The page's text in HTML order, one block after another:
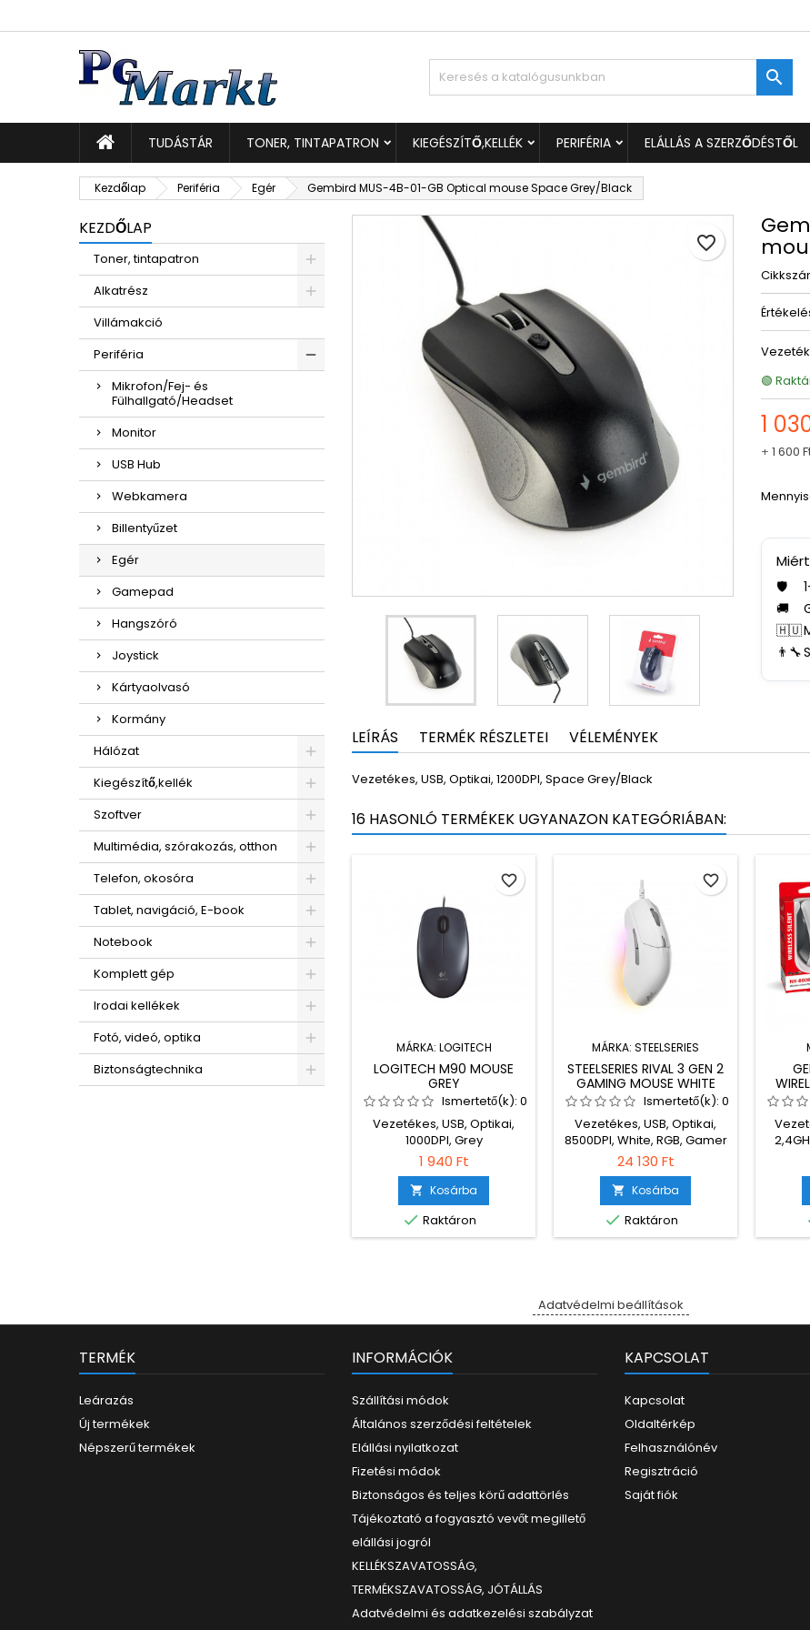

TUDÁSTÁR TONER, TINTAPATRON KIEGÉSZÍTŐ,KELLÉK PERIFÉRIA ELÁLLÁS A SZERZŐDÉSTŐL
Kezdőlap Periféria Egér Gembird MUS-4B-01-GB Optical mouse Space Grey/Black
KEZDŐLAP
Toner, tintapatron
Alkatrész
Villámakció
Periféria
Mikrofon/Fej- és
Fülhallgató/Headset
Monitor
USB Hub
Webkamera
Billentyűzet
Egér
Gamepad
Hangszóró
Joystick
Kártyaolvasó
Kormány
Hálózat
Kiegészítő,kellék
Szoftver
Multimédia, szórakozás, otthon
Telefon, okosóra
Tablet, navigáció, E-book
Notebook
Komplett gép
Irodai kellékek
Fotó, videó, optika
Biztonságtechnika
🟢
1
+ 1 600
favorite_border
🛡️
🚚
🇭🇺
👨‍🔧
LEÍRÁS TERMÉK RÉSZLETEI VÉLEMÉNYEK
Vezetékes, USB, Optikai, 1200DPI, Space Grey/Black
16 HASONLÓ TERMÉKEK UGYANAZON KATEGÓRIÁBAN:
MÁRKA: LOGITECH
LOGITECH M90 MOUSE
GREY
Ismertető(k): 0
Vezetékes, USB, Optikai,
1000DPI, Grey
1 940 Ft
 Kosárba
 Raktáron
favorite_border
MÁRKA: STEELSERIES
STEELSERIES RIVAL 3 GEN 2
GAMING MOUSE WHITE
Ismertető(k): 0
Vezetékes, USB, Optikai,
8500DPI, White, RGB, Gamer
24 130 Ft
 Kosárba
 Raktáron
favorite_border
Adatvédelmi beállítások
TERMÉK
Leárazás
Új termékek
Népszerű termékek
INFORMÁCIÓK
Szállítási módok
Általános szerződési feltételek
Elállási nyilatkozat
Fizetési módok
Biztonságos és teljes körű adattörlés
Tájékoztató a fogyasztó vevőt megillető
elállási jogról
KELLÉKSZAVATOSSÁG,
TERMÉKSZAVATOSSÁG, JÓTÁLLÁS
Adatvédelmi és adatkezelési szabályzat
KAPCSOLAT
Kapcsolat
Oldaltérkép
Felhasználónév
Regisztráció
Saját fiók
Kívánságlistáim
Új lista létrehozása
Kívánságlista létrehozása
Mégsem
Bejelentkezés
Be kell jelentkezned a termékek kívánságlistába történő